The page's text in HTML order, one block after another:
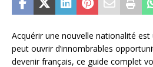
Acquérir une nouvelle nationalité
peut ouvrir d’innombrables
devenir français, ce guide complet